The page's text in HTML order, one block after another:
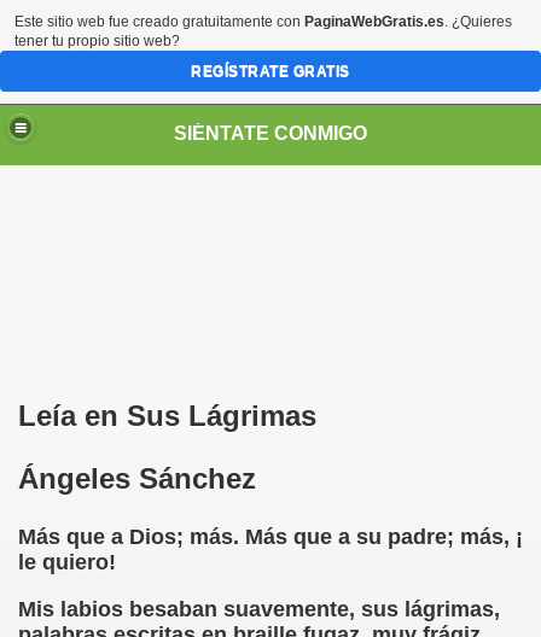
SIÉNTATE CONMIGO
Leía en Sus Lágrimas
Ángeles Sánchez
Más que a Dios; más. Más que a su padre; más, ¡
le quiero!
Mis labios besaban suavemente, sus lágrimas,
Este sitio web fue creado gratuitamente con PaginaWebGratis.es. ¿Quieres
tener tu propio sitio web?
REGÍSTRATE GRATIS